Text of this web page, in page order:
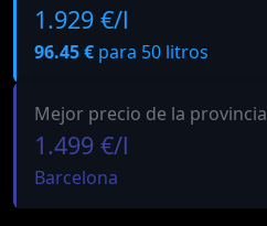
1.929 €/l
96.45 € para 50 litros
Mejor precio de la provincia
1.499 €/l
Barcelona